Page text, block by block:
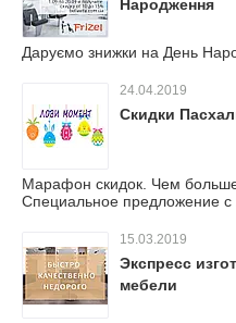
Народження
Даруємо знижки на День
24.04.2019
Скидки
Марафон скидок. Чем
Специальное предложение
15.03.2019
Экспресс
мебели